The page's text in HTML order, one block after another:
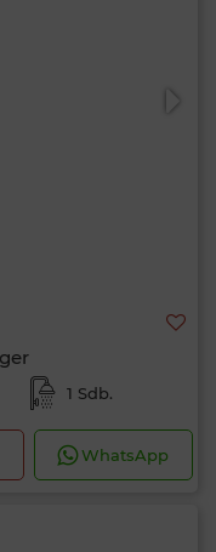
1 Sdb.
WhatsApp